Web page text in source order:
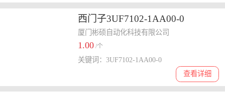
西门子3UF7102-1AA00-0
厦门彬硕自动化科技有限公司
1.00 /个
查看详细
关键词：3UF7102-1AA00-0